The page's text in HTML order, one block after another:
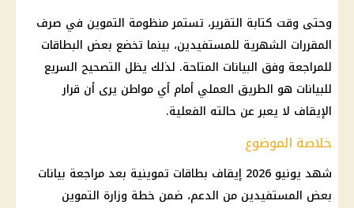
وحتى وقت كتابة التقرير، تستمرمنظومة التموين في صرف
المقررات الشهرية للمستفيدين، بينما تخضع بعض البطاقات
للمراجعة وفق البيانات المتاحة. لذلك يظل التصحيح السريع
للبيانات هو الطريق العملي أمام أي مواطن يرى أن قرار
الإيقاف لا يعبر عن حالته الفعلية.
خلاصة الموضوع
شهد يونيو 2026 إيقاف بطاقات تموينية بعد مراجعة بيانات
بعض المستفيدين من الدعم، ضمن خطة وزارة التموين